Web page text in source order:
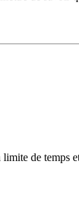
de temps